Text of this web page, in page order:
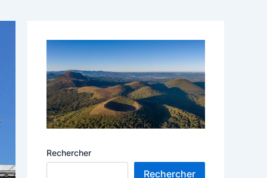
Rechercher
Rechercher